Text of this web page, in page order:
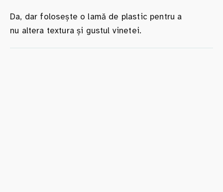
Da, dar folosește o lamă de plastic pentru a
nu altera textura și gustul vinetei.